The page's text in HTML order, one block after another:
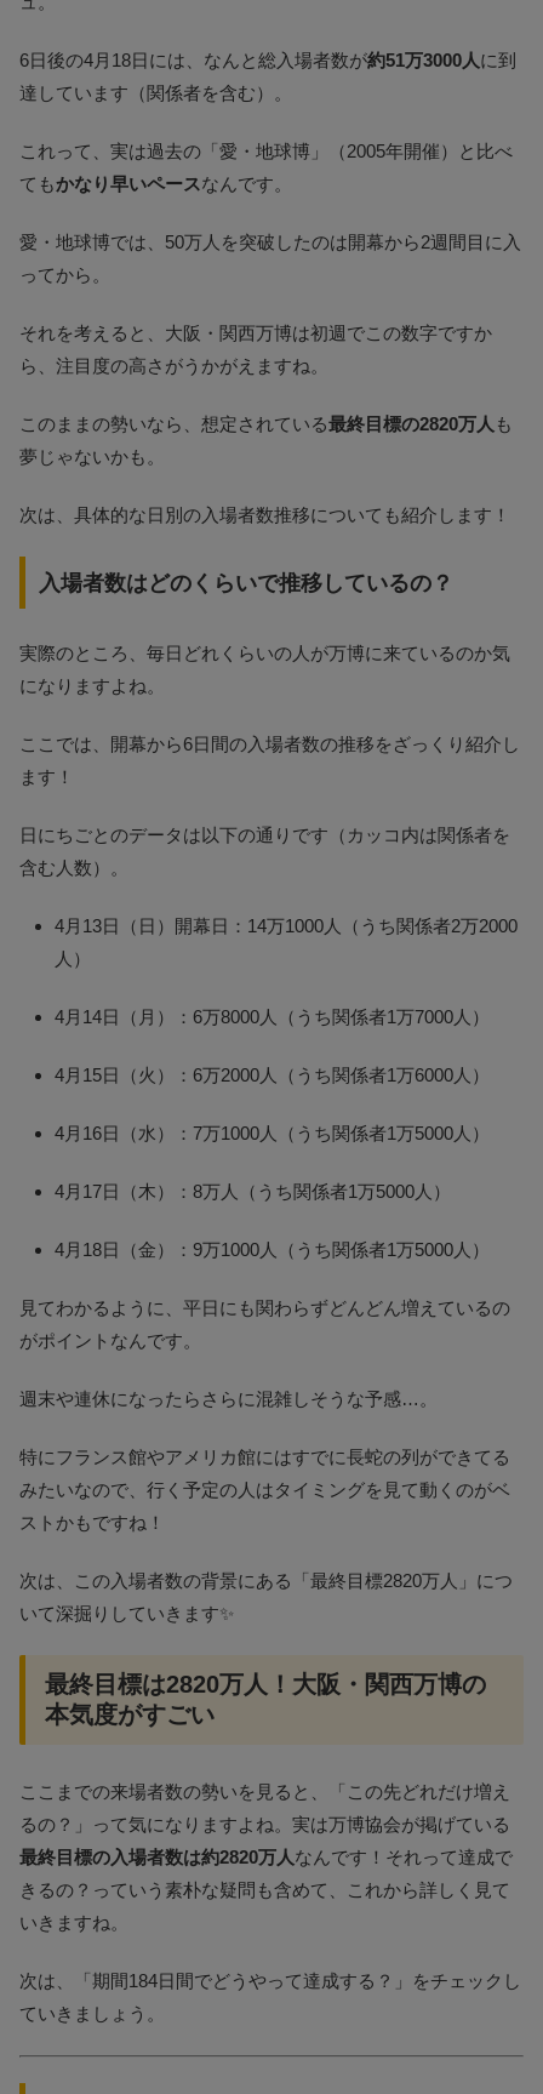
6日後の4月18日には、なんと総入場者数が約51万3000人に到
達しています（関係者を含む）​。
これって、実は過去の「愛・地球博」（2005年開催）と比べ
てもかなり早いペースなんです。
愛・地球博では、50万人を突破したのは開幕から2週間目に入
ってから。
それを考えると、大阪・関西万博は初週でこの数字ですか
ら、注目度の高さがうかがえますね。
このままの勢いなら、想定されている最終目標の2820万人 も
夢じゃないかも。
次は、具体的な日別の入場者数推移についても紹介します！
入場者数はどのくらいで推移しているの？
実際のところ、毎日どれくらいの人が万博に来ているのか気
になりますよね。
ここでは、開幕から6日間の入場者数の推移をざっくり紹介し
ます！
日にちごとのデータは以下の通りです（カッコ内は関係者を
含む人数）​。
4月13日（日）開幕日：14万1000人（うち関係者2万2000
人）
4月14日（月）：6万8000人（うち関係者1万7000人）
4月15日（火）：6万2000人（うち関係者1万6000人）
4月16日（水）：7万1000人（うち関係者1万5000人）
4月17日（木）：8万人（うち関係者1万5000人）
4月18日（金）：9万1000人（うち関係者1万5000人）
見てわかるように、平日にも関わらずどんどん増えているの
がポイントなんです。
週末や連休になったらさらに混雑しそうな予感…。
特にフランス館やアメリカ館にはすでに長蛇の列ができてる
みたいなので、行く予定の人はタイミングを見て動くのがベ
ストかもですね！
次は、この入場者数の背景にある「最終目標2820万人」につ
いて深掘りしていきます✨
最終目標は2820万人！大阪・関西万博の
本気度がすごい
ここまでの来場者数の勢いを見ると、「この先どれだけ増え
るの？」って気になりますよね。実は万博協会が掲げている
最終目標の入場者数は約2820万人なんです！それって達成で
きるの？っていう素朴な疑問も含めて、これから詳しく見て
いきますね。
次は、「期間184日間でどうやって達成する？」をチェックし
ていきましょう。